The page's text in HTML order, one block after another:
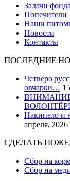
Задачи фонда
Попечители
Наши
Новости
Контакты
ПОСЛЕДНИЕ
Четверо
овчарки…
Накипело и
апреля, 2026
СДЕЛАТЬ
Сбор на
Сбор на